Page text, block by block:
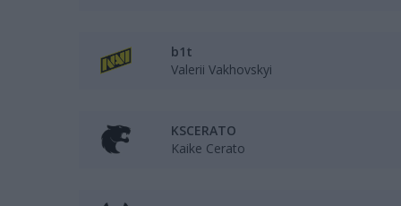
b1t
Valerii Vakhovskyi
KSCERATO
Kaike Cerato